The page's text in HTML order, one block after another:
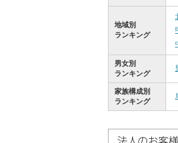
地域別
ランキング
男女別
ランキング
家族構成別
ランキング